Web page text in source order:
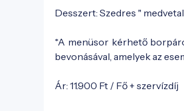
Desszert: Szedres "
*A menüsor kérhető
bevonásával, amelyek az
Ár: 11.900 Ft / Fő + szervízdíj